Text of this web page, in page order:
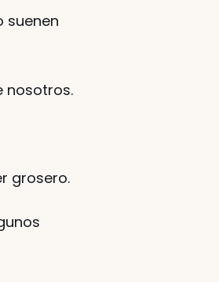
suenen
nosotros.
grosero.